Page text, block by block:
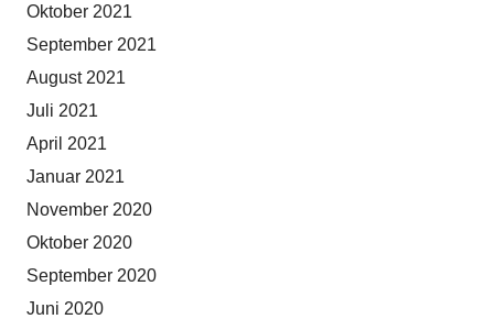
Oktober 2021
September 2021
August 2021
Juli 2021
April 2021
Januar 2021
November 2020
Oktober 2020
September 2020
Juni 2020